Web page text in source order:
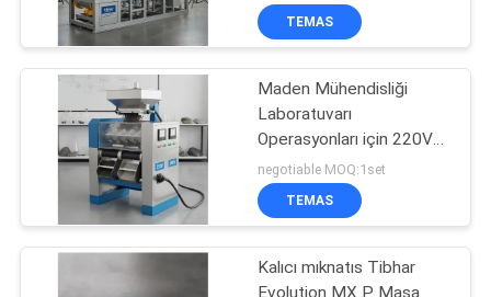
Islak Manyetik
Ayırıcı
çözümleri sağlayan
TEMAS
Maden Mühendisliği
Laboratuvarı
Operasyonları için 220V
380V Güç Kaynağına
Sahip Elektromıknatıs
Manyetik Ayırma Ekipmanı
negotiable MOQ:1set
TEMAS
Kalıcı mıknatıs Tibhar
Evolution MX P Masa